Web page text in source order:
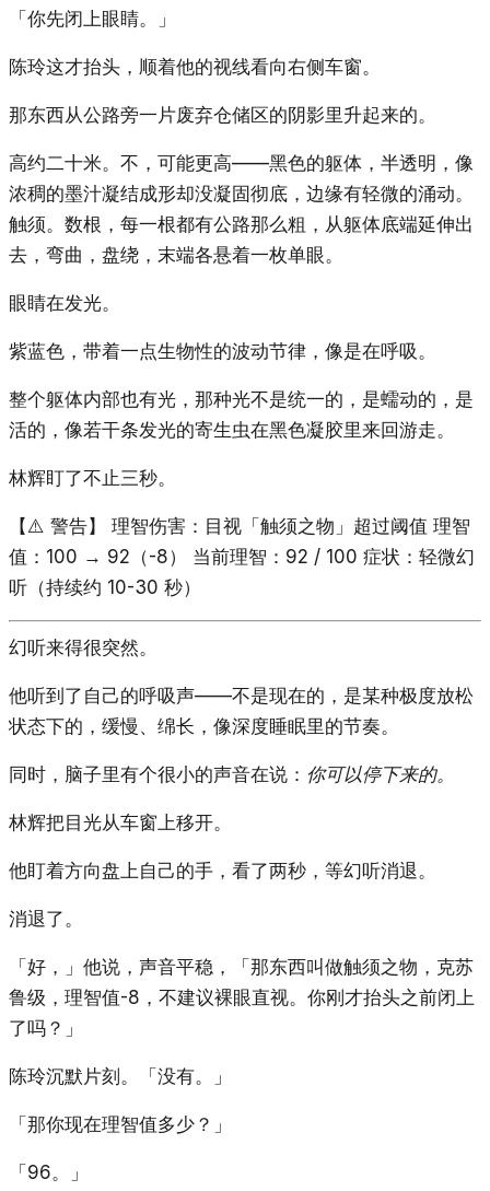
「你先闭上眼睛。」
陈玲这才抬头，顺着他的视线看向右侧车窗。
那东西从公路旁一片废弃仓储区的阴影里升起来的。
高约二十米。不，可能更高——黑色的躯体，半透明，像
浓稠的墨汁凝结成形却没凝固彻底，边缘有轻微的涌动。
触须。数根，每一根都有公路那么粗，从躯体底端延伸出
去，弯曲，盘绕，末端各悬着一枚单眼。
眼睛在发光。
紫蓝色，带着一点生物性的波动节律，像是在呼吸。
整个躯体内部也有光，那种光不是统一的，是蠕动的，是
活的，像若干条发光的寄生虫在黑色凝胶里来回游走。
林辉盯了不止三秒。
【⚠️ 警告】 理智伤害：目视「触须之物」超过阈值 理智
值：100 → 92（-8） 当前理智：92 / 100 症状：轻微幻
听（持续约 10-30 秒）
幻听来得很突然。
他听到了自己的呼吸声——不是现在的，是某种极度放松
状态下的，缓慢、绵长，像深度睡眠里的节奏。
同时，脑子里有个很小的声音在说： 你可以停下来的。
林辉把目光从车窗上移开。
他盯着方向盘上自己的手，看了两秒，等幻听消退。
消退了。
「好，」他说，声音平稳，「那东西叫做触须之物，克苏
鲁级，理智值-8，不建议裸眼直视。你刚才抬头之前闭上
了吗？」
陈玲沉默片刻。「没有。」
「那你现在理智值多少？」
「96。」